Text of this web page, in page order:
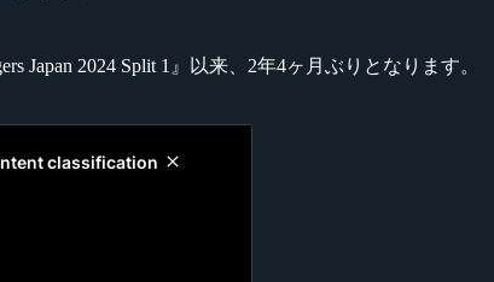
Japan 2024 Split 1』以来、2年4ヶ月ぶりとなります。